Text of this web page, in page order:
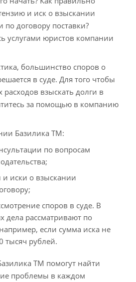
и иск о взыскании
по договору поставки?
услугами юристов компании
большинство споров о
в суде. Для того чтобы
взыскать долги в
за помощью в компанию
Базилика ТМ:
по вопросам
и иски о взыскании
споров в суде. В
дела рассматривают по
если сумма иска не
тысяч рублей.
ТМ помогут найти
проблемы в каждом